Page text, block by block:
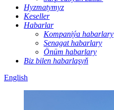
Hyzmatymyz
Keseller
Habarlar
Kompaniýa habarlary
Senagat habarlary
Önüm habarlary
Biz bilen habarlaşyň
English